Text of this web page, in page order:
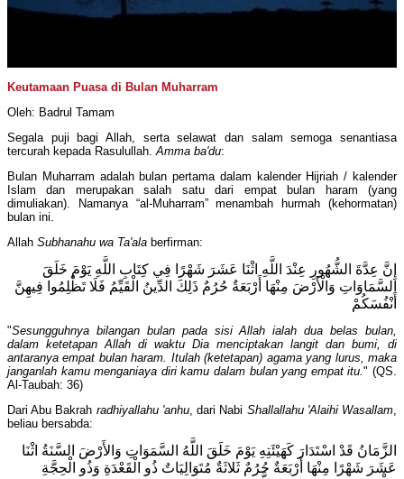
Keutamaan Puasa di Bulan Muharram
Oleh: Badrul Tamam
Segala puji bagi Allah, serta selawat dan salam semoga senantiasa
tercurah kepada Rasulullah.Amma ba'du:
Bulan Muharram adalah bulan pertama dalam kalender Hijriah / kalender
Islam dan merupakan salah satu dari empat bulan haram (yang
dimuliakan). Namanya “al-Muharram” menambah hurmah (kehormatan)
bulan ini.
Allah Subhanahu wa Ta'ala berfirman:
إِنَّ عِدَّةَ الشُّهُورِ عِنْدَ اللَّهِ اثْنَا عَشَرَ شَهْرًا فِي كِتَابِ اللَّهِ يَوْمَ خَلَقَ
السَّمَاوَاتِ وَالْأَرْضَ مِنْهَا أَرْبَعَةٌ حُرُمٌ ذَلِكَ الدِّينُ الْقَيِّمُ فَلَا تَظْلِمُوا فِيهِنَّ
أَنْفُسَكُمْ
"Sesungguhnya bilangan bulan pada sisi Allah ialah dua belas bulan,
dalam ketetapan Allah di waktu Dia menciptakan langit dan bumi, di
antaranya empat bulan haram. Itulah (ketetapan) agama yang lurus, maka
janganlah kamu menganiaya diri kamu dalam bulan yang empat itu." (QS.
Al-Taubah: 36)
Dari Abu Bakrah radhiyallahu 'anhu, dari Nabi Shallallahu 'Alaihi Wasallam,
beliau bersabda:
الزَّمَانُ قَدْ اسْتَدَارَ كَهَيْئَتِهِ يَوْمَ خَلَقَ اللَّهُ السَّمَوَاتِ وَالأَرْضَ السَّنَةُ اثْنَا
عَشَرَ شَهْرًا مِنْهَا أَرْبَعَةٌ حُرُمٌ ثَلاثَةٌ مُتَوَالِيَاتٌ ذُو الْقَعْدَةِ وَذُو الْحِجَّةِ